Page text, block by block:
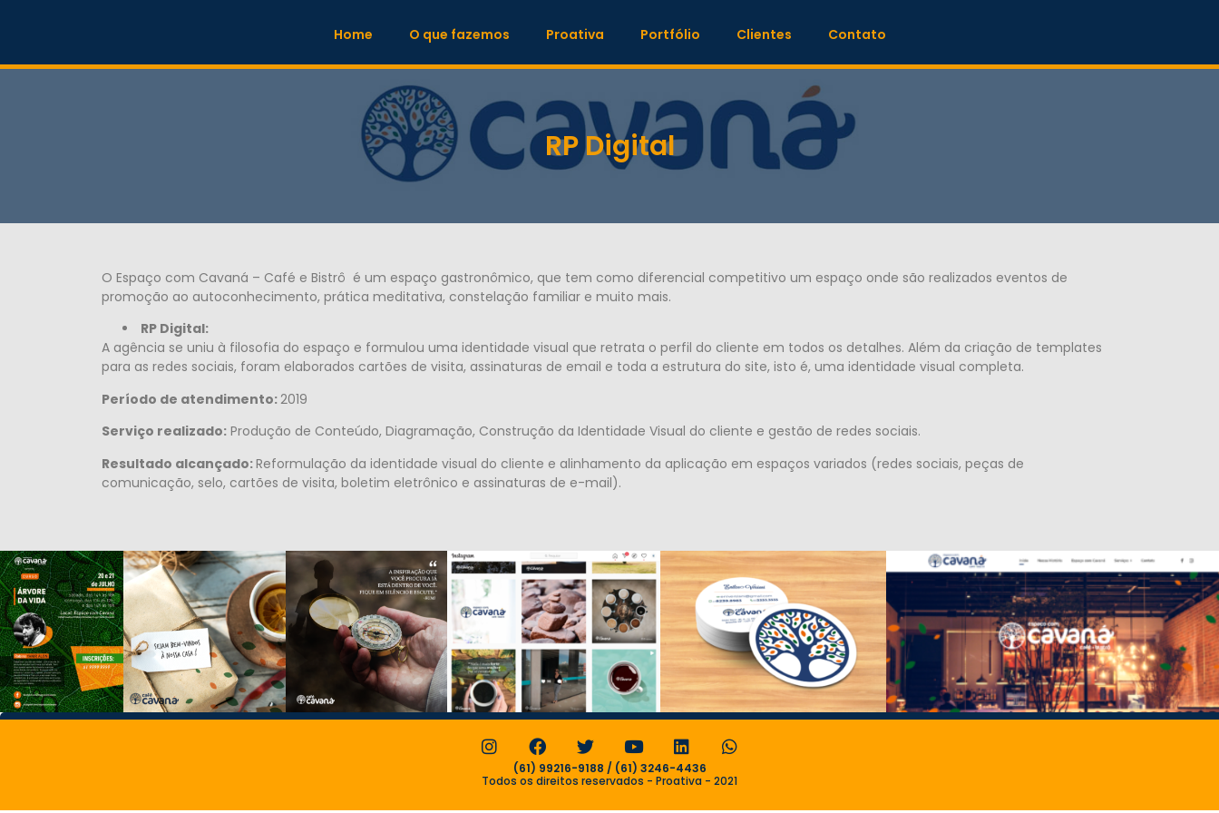
Home O que fazemos Proativa Portfólio Clientes Contato
RP Digital
O Espaço com Cavaná – Café e Bistrô é um espaço gastronômico, que tem como diferencial competitivo um espaço onde são realizados eventos de
promoção ao autoconhecimento, prática meditativa, constelação familiar e muito mais.
RP Digital:
A agência se uniu à filosofia do espaço e formulou uma identidade visual que retrata o perfil do cliente em todos os detalhes. Além da criação de templates
para as redes sociais, foram elaborados cartões de visita, assinaturas de email e toda a estrutura do site, isto é, uma identidade visual completa.
Período de atendimento:2019
Serviço realizado: Produção de Conteúdo, Diagramação, Construção da Identidade Visual do cliente e gestão de redes sociais.
Resultado alcançado:Reformulação da identidade visual do cliente e alinhamento da aplicação em espaços variados (redes sociais, peças de
comunicação, selo, cartões de visita, boletim eletrônico e assinaturas de e-mail).
(61) 99216-9188 / (61) 3246-4436
Todos os direitos reservados - Proativa - 2021